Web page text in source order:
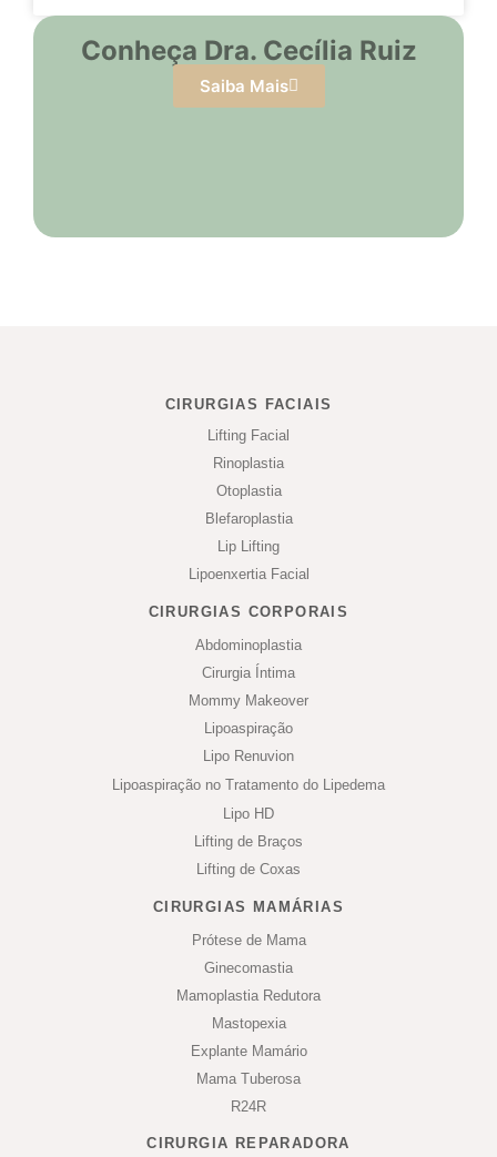
Conheça Dra. Cecília Ruiz
Saiba Mais
CIRURGIAS FACIAIS
Lifting Facial
Rinoplastia
Otoplastia
Blefaroplastia
Lip Lifting
Lipoenxertia Facial
CIRURGIAS CORPORAIS
Abdominoplastia
Cirurgia Íntima
Mommy Makeover
Lipoaspiração
Lipo Renuvion
Lipoaspiração no Tratamento do Lipedema
Lipo HD
Lifting de Braços
Lifting de Coxas
CIRURGIAS MAMÁRIAS
Prótese de Mama
Ginecomastia
Mamoplastia Redutora
Mastopexia
Explante Mamário
Mama Tuberosa
R24R
CIRURGIA REPARADORA